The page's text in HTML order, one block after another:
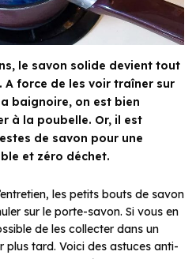
le savon solide devient tout
force de les voir traîner sur
baignoire, on est bien
à la poubelle. Or, il est
de savon pour une
et zéro déchet.
les petits bouts de savon
sur le porte-savon. Si vous en
de les collecter dans un
plus tard. Voici des astuces anti-